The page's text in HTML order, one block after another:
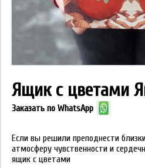
Ящик с цветами
Заказать по WhatsApp
Если вы решили преподнести
атмосферу чувственности и
ящик с цветами